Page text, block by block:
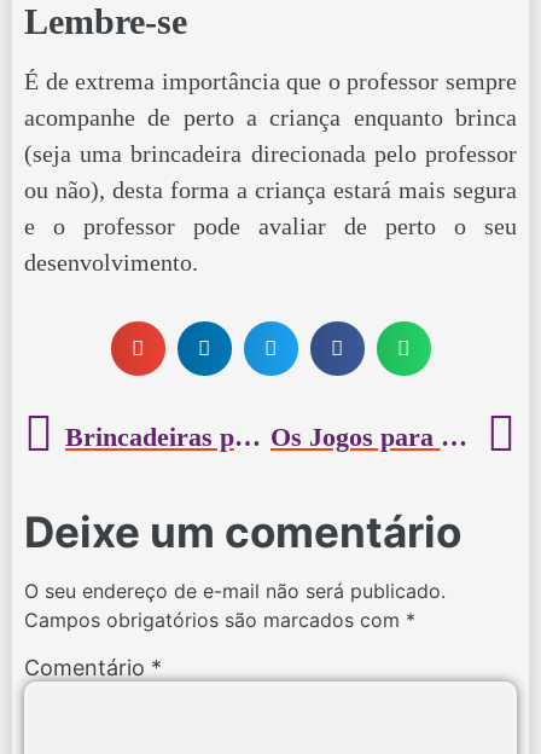
Lembre-se
É de extrema importância que o professor sempre
acompanhe de perto a criança enquanto brinca
(seja uma brincadeira direcionada pelo professor
ou não), desta forma a criança estará mais segura
e o professor pode avaliar de perto o seu
desenvolvimento.
Brincadeiras para a Turma de 1 Ano Os Jogos para a Turma de 1 Ano
Deixe um comentário
O seu endereço de e-mail não será publicado.
Campos obrigatórios são marcados com *
Comentário *